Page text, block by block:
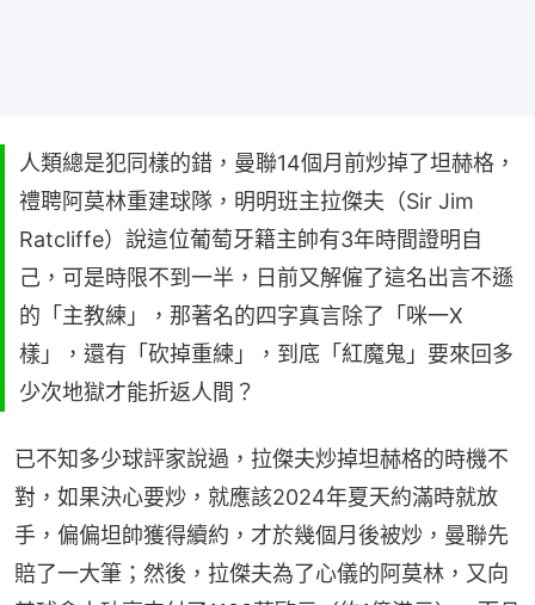
人類總是犯同樣的錯，曼聯14個月前炒掉了坦赫格，
禮聘阿莫林重建球隊，明明班主拉傑夫（Sir Jim
Ratcliffe）說這位葡萄牙籍主帥有3年時間證明自
己，可是時限不到一半，日前又解僱了這名出言不遜
的「主教練」，那著名的四字真言除了「咪一X
樣」，還有「砍掉重練」，到底「紅魔鬼」要來回多
少次地獄才能折返人間？
已不知多少球評家說過，拉傑夫炒掉坦赫格的時機不
對，如果決心要炒，就應該2024年夏天約滿時就放
手，偏偏坦帥獲得續約，才於幾個月後被炒，曼聯先
賠了一大筆；然後，拉傑夫為了心儀的阿莫林，又向